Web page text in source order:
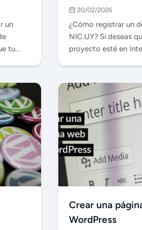
un
tu
20/02/2026
¿Cómo registrar un
NIC.UY? Si deseas
proyecto esté en
Crear una
WordPress